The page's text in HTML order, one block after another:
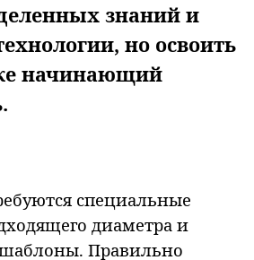
знаний и
но освоить
начинающий
специальные
диаметра и
Правильно